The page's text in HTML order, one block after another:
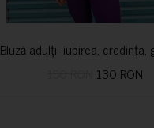
Bluză adulți- iubirea,
130 RON